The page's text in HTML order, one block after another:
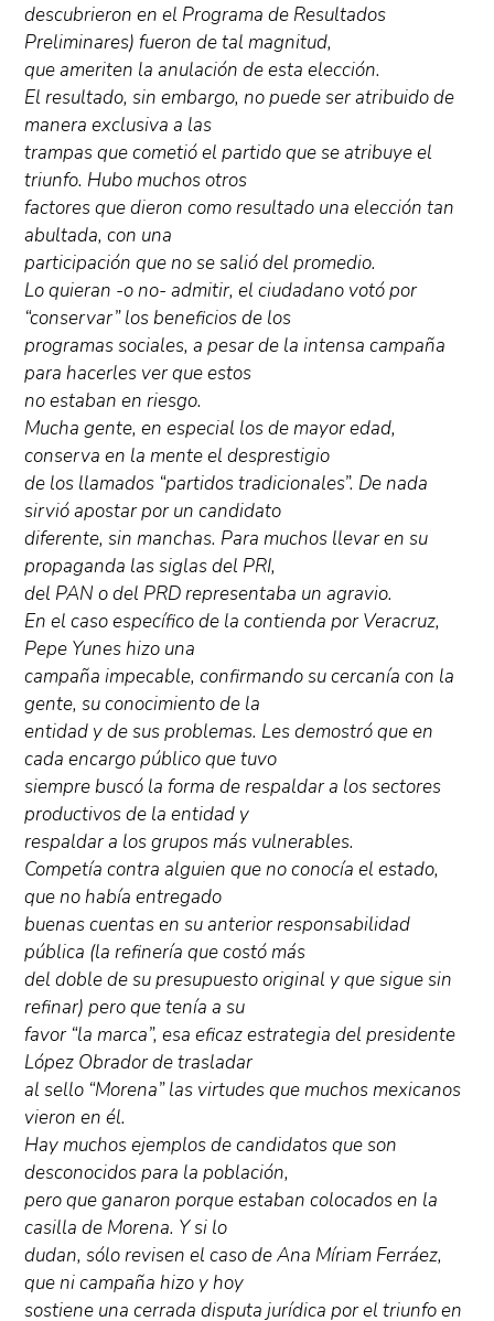
descubrieron en el Programa de Resultados
Preliminares) fueron de tal magnitud,
que ameriten la anulación de esta elección.
El resultado, sin embargo, no puede ser atribuido de
manera exclusiva a las
trampas que cometió el partido que se atribuye el
triunfo. Hubo muchos otros
factores que dieron como resultado una elección tan
abultada, con una
participación que no se salió del promedio.
Lo quieran -o no- admitir, el ciudadano votó por
“conservar” los beneficios de los
programas sociales, a pesar de la intensa campaña
para hacerles ver que estos
no estaban en riesgo.
Mucha gente, en especial los de mayor edad,
conserva en la mente el desprestigio
de los llamados “partidos tradicionales”. De nada
sirvió apostar por un candidato
diferente, sin manchas. Para muchos llevar en su
propaganda las siglas del PRI,
del PAN o del PRD representaba un agravio.
En el caso específico de la contienda por Veracruz,
Pepe Yunes hizo una
campaña impecable, confirmando su cercanía con la
gente, su conocimiento de la
entidad y de sus problemas. Les demostró que en
cada encargo público que tuvo
siempre buscó la forma de respaldar a los sectores
productivos de la entidad y
respaldar a los grupos más vulnerables.
Competía contra alguien que no conocía el estado,
que no había entregado
buenas cuentas en su anterior responsabilidad
pública (la refinería que costó más
del doble de su presupuesto original y que sigue sin
refinar) pero que tenía a su
favor “la marca”, esa eficaz estrategia del presidente
López Obrador de trasladar
al sello “Morena” las virtudes que muchos mexicanos
vieron en él.
Hay muchos ejemplos de candidatos que son
desconocidos para la población,
pero que ganaron porque estaban colocados en la
casilla de Morena. Y si lo
dudan, sólo revisen el caso de Ana Míriam Ferráez,
que ni campaña hizo y hoy
sostiene una cerrada disputa jurídica por el triunfo en